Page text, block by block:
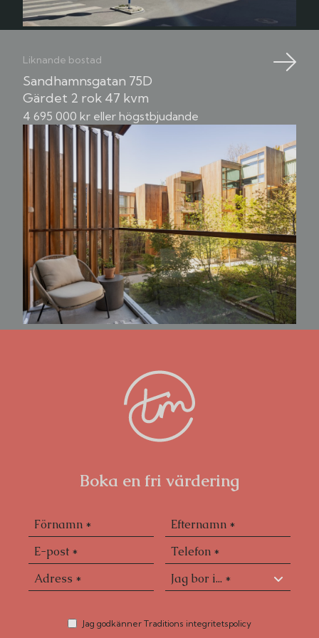
Liknande bostad
Sandhamnsgatan 75D
Gärdet 2 rok 47 kvm
4 695 000 kr eller högstbjudande
Boka en fri värdering
Jag godkänner Traditions integritetspolicy